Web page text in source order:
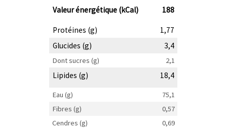
Valeur énergétique (kCal) 188
Protéines (g)
1,77
Glucides (g)
3,4
Dont sucres (g) 2,1
Lipides (g) 18,4
Eau (g)
75,1
Fibres (g)
0,57
Cendres (g)
0,69